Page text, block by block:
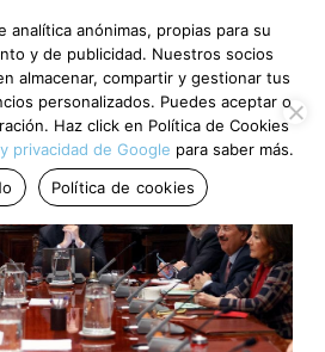
analítica anónimas, propias para su
y de publicidad. Nuestros socios
almacenar, compartir y gestionar tus
personalizados. Puedes aceptar o
Haz click en Política de Cookies
privacidad de Google para saber más.
Política de cookies